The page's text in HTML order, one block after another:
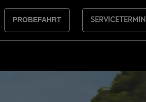
PROBEFAHRT SERVICETERMIN